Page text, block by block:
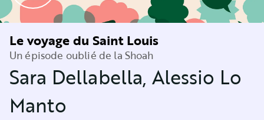
Le voyage du Saint Louis
Un épisode oublié de la Shoah
Sara Dellabella, Alessio Lo
Manto